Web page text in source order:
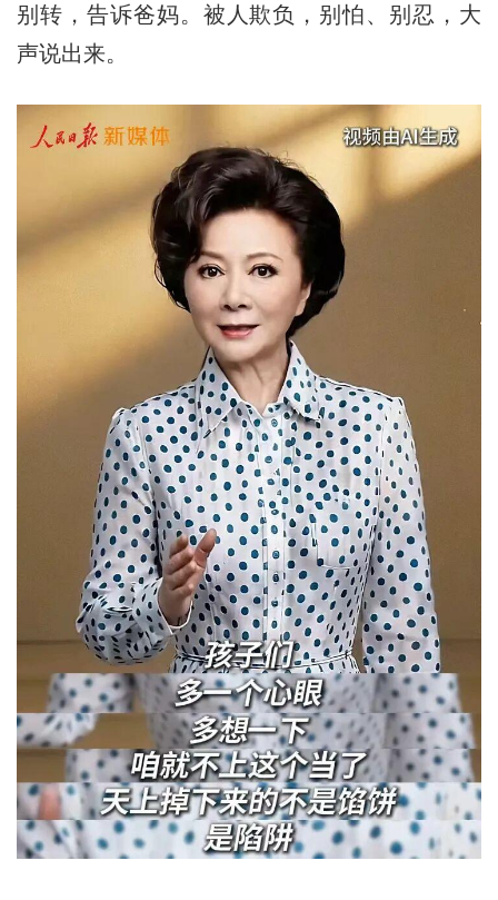
别转，告诉爸妈。被人欺负，别怕、别忍，大
声说出来。